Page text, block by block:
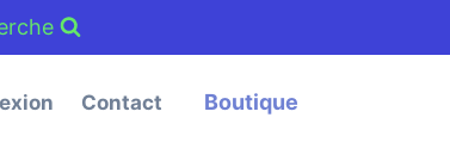
Contact Boutique